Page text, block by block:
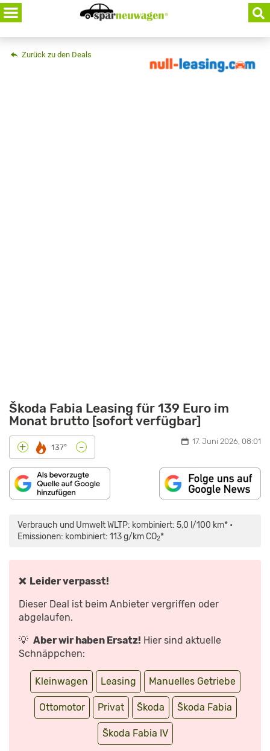
Skip
to
content
Zurück zu den Deals
Škoda Fabia Leasing für 139 Euro im
Monat brutto [sofort verfügbar]
+ 137° - 17. Juni 2026, 08:01
Verbrauch und Umwelt WLTP: kombiniert: 5,0 l/100 km* •
Emissionen: kombiniert: 113 g/km CO2*
❌ Leider verpasst!
Dieser Deal ist beim Anbieter vergriffen oder
abgelaufen.
💡 Aber wir haben Ersatz! Hier sind aktuelle
Schnäppchen:
Kleinwagen Leasing Manuelles Getriebe
Ottomotor Privat Škoda Škoda Fabia
Škoda Fabia IV
KLEINER
ALLROUNDER!
TEST
SPORT“
VON
ANZEIGEN